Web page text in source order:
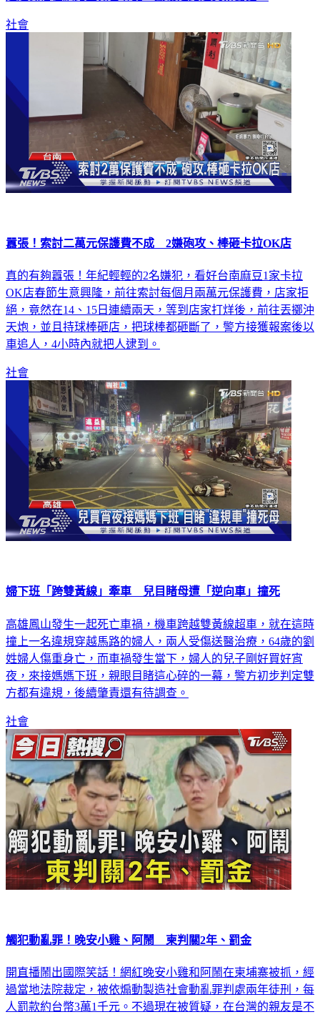
社會
囂張！索討二萬元保護費不成 2嫌砲攻、棒砸卡拉OK店
真的有夠囂張！年紀輕輕的2名嫌犯，看好台南麻豆1家卡拉
OK店春節生意興隆，前往索討每個月兩萬元保護費，店家拒
絕，竟然在14、15日連續兩天，等到店家打烊後，前往丟擲沖
天炮，並且持球棒砸店，把球棒都砸斷了，警方接獲報案後以
車追人，4小時內就把人逮到。
社會
婦下班「跨雙黃線」牽車 兒目睹母遭「逆向車」撞死
高雄鳳山發生一起死亡車禍，機車跨越雙黃線超車，就在這時
撞上一名違規穿越馬路的婦人，兩人受傷送醫治療，64歲的劉
姓婦人傷重身亡，而車禍發生當下，婦人的兒子剛好買好宵
夜，來接媽媽下班，親眼目睹這心碎的一幕，警方初步判定雙
方都有違規，後續肇責還有待調查。
社會
觸犯動亂罪！晚安小雞、阿鬧 柬判關2年、罰金
開直播鬧出國際笑話！網紅晚安小雞和阿鬧在柬埔寨被抓，經
過當地法院裁定，被依煽動製造社會動亂罪判處兩年徒刑，每
人罰款約台幣3萬1千元。不過現在被質疑，在台灣的親友是不